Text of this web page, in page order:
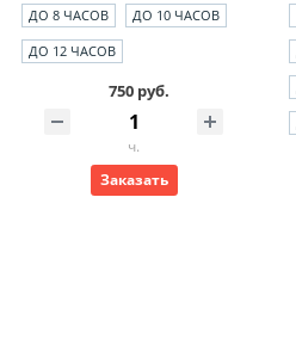
ДО 8 ЧАСОВ
ДО 10 ЧАСОВ
ДО 12 ЧАСОВ
750 руб.
ч.
Заказать